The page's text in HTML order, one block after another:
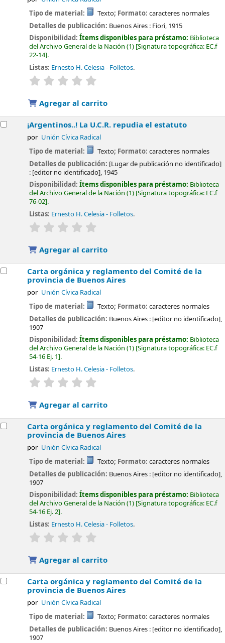
Tipo de material: Texto; Formato: caracteres normales
Detalles de publicación: Buenos Aires : Fiori, 1915
Disponibilidad:Ítems disponibles para préstamo: Biblioteca
del Archivo General de la Nación (1) Signatura topográfica: EC.f
22-14 .
Listas: Ernesto H. Celesia - Folletos.
valoración
Agregar al carrito
¡Argentinos..! La U.C.R. repudia el estatuto
por Unión Cívica Radical
Tipo de material: Texto; Formato: caracteres normales
Detalles de publicación: [Lugar de publicación no identificado]
: [editor no identificado], 1945
Disponibilidad:Ítems disponibles para préstamo: Biblioteca
del Archivo General de la Nación (1) Signatura topográfica: EC.f
76-02 .
Listas: Ernesto H. Celesia - Folletos.
valoración
Agregar al carrito
Carta orgánica y reglamento del Comité de la
provincia de Buenos Aires
por Unión Cívica Radical
Tipo de material: Texto; Formato: caracteres normales
Detalles de publicación: Buenos Aires : [editor no identificado],
1907
Disponibilidad:Ítems disponibles para préstamo: Biblioteca
del Archivo General de la Nación (1) Signatura topográfica: EC.f
54-16 Ej. 1 .
Listas: Ernesto H. Celesia - Folletos.
valoración
Agregar al carrito
Carta orgánica y reglamento del Comité de la
provincia de Buenos Aires
por Unión Cívica Radical
Tipo de material: Texto; Formato: caracteres normales
Detalles de publicación: Buenos Aires : [editor no identificado],
1907
Disponibilidad:Ítems disponibles para préstamo: Biblioteca
del Archivo General de la Nación (1) Signatura topográfica: EC.f
54-16 Ej. 2 .
Listas: Ernesto H. Celesia - Folletos.
valoración
Agregar al carrito
Carta orgánica y reglamento del Comité de la
provincia de Buenos Aires
por Unión Cívica Radical
Tipo de material: Texto; Formato: caracteres normales
Detalles de publicación: Buenos Aires : [editor no identificado],
1907